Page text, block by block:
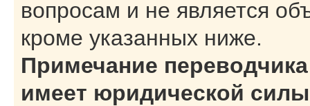
вопросам и не является
кроме указанных ниже.
Примечание
имеет юридической